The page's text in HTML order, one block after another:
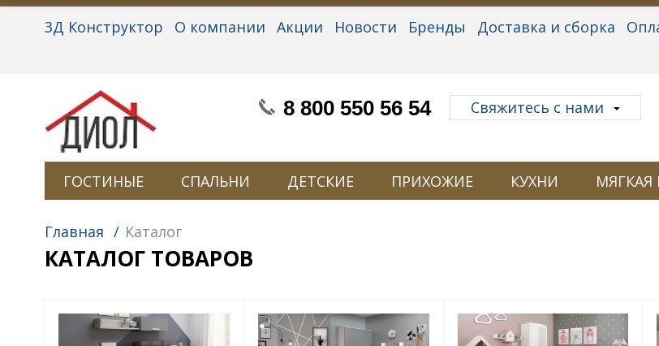
3Д Конструктор О компании Акции Новости Бренды Доставка и сборка
8 800 550 56 54 Свяжитесь с нами
ГОСТИНЫЕ СПАЛЬНИ ДЕТСКИЕ ПРИХОЖИЕ КУХНИ МЯГКАЯ
Главная / Каталог
КАТАЛОГ ТОВАРОВ